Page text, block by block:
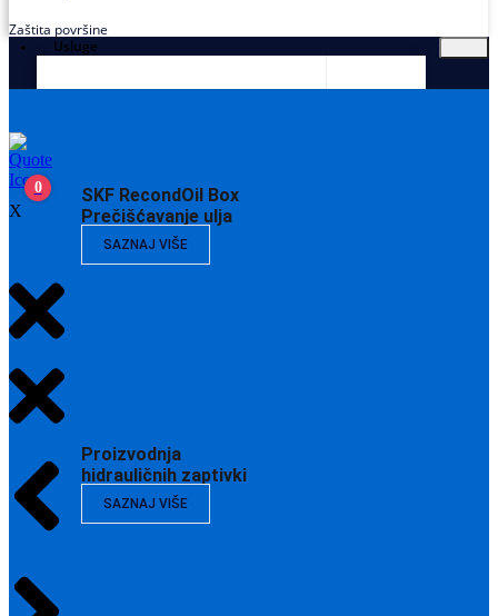
Zaštita površine
Usluge
SKF RecondOil Box
Prečišćavanje ulja
SAZNAJ VIŠE
Proizvodnja
hidrauličnih zaptivki
SAZNAJ VIŠE
0
X